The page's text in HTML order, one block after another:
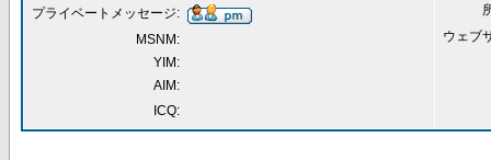
ウェブ
プライベートメッセージ:
MSNM:
YIM:
AIM:
ICQ: